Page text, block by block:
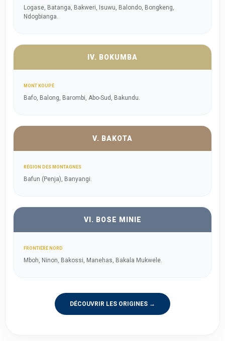
Logase, Batanga, Bakweri, Isuwu, Balondo, Bongkeng,
Ndogbianga.
IV. BOKUMBA
MONT KOUPÉ
Bafo, Balong, Barombi, Abo-Sud, Bakundu.
V. BAKOTA
RÉGION DES MONTAGNES
Bafun (Penja), Banyangi.
VI. BOSE MINIE
FRONTIÈRE NORD
Mboh, Ninon, Bakossi, Manehas, Bakala Mukwele.
DÉCOUVRIR LES ORIGINES →